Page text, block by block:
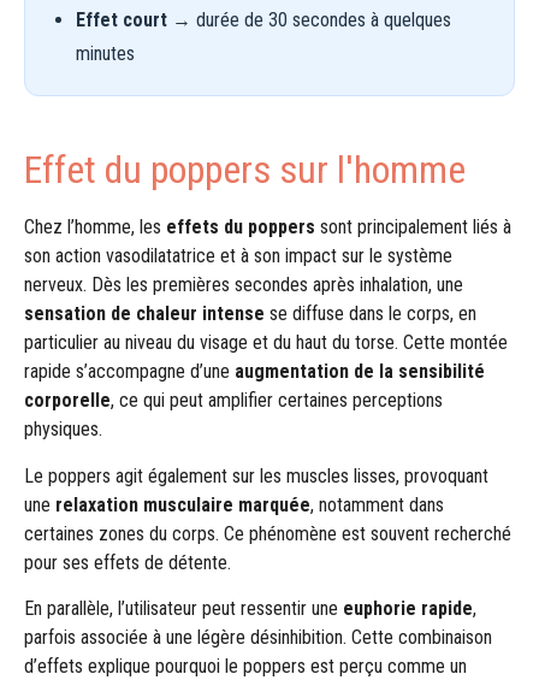
Effet court → durée de 30 secondes à quelques
minutes
Effet du poppers sur l'homme
Chez l’homme, les effets du poppers sont principalement liés à
son action vasodilatatrice et à son impact sur le système
nerveux. Dès les premières secondes après inhalation, une
sensation de chaleur intense se diffuse dans le corps, en
particulier au niveau du visage et du haut du torse. Cette montée
rapide s’accompagne d’une augmentation de la sensibilité
corporelle, ce qui peut amplifier certaines perceptions
physiques.
Le poppers agit également sur les muscles lisses, provoquant
une relaxation musculaire marquée, notamment dans
certaines zones du corps. Ce phénomène est souvent recherché
pour ses effets de détente.
En parallèle, l’utilisateur peut ressentir une euphorie rapide,
parfois associée à une légère désinhibition. Cette combinaison
d’effets explique pourquoi le poppers est perçu comme un